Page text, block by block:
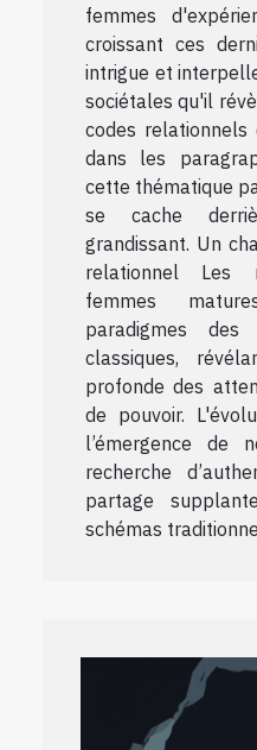
femmes
croissant ces
intrigue et
sociétales qu'il
codes relationnels
dans les
cette thématique
se cache
grandissant. Un
relationnel Les
femmes
paradigmes des
classiques,
profonde des
de pouvoir.
l’émergence de
recherche
partage
schémas